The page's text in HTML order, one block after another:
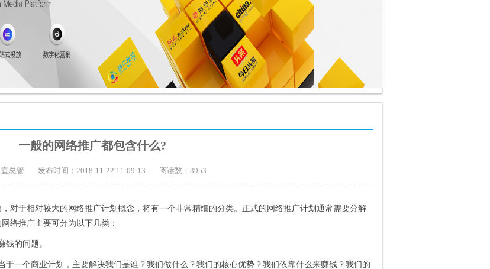
一般的网络推广都包含什么?
总管 发布时间：2018-11-22 11:09:13 阅读数：3953
对于相对较大的网络推广计划概念，将有一个非常精细的分类。正式的网络推广计划通常需要分解
络推广主要可分为以下几类：
的问题。
一个商业计划，主要解决我们是谁？我们做什么？我们的核心优势？我们依靠什么来赚钱？我们的